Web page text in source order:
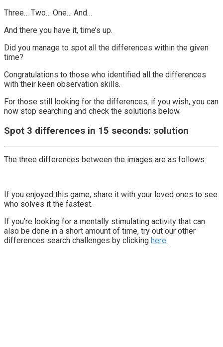
Three… Two… One… And…
And there you have it, time’s up.
Did you manage to spot all the differences within the given
time?
Congratulations to those who identified all the differences
with their keen observation skills.
For those still looking for the differences, if you wish, you can
now stop searching and check the solutions below.
Spot 3 differences in 15 seconds: solution
The three differences between the images are as follows:
If you enjoyed this game, share it with your loved ones to see
who solves it the fastest.
If you’re looking for a mentally stimulating activity that can
also be done in a short amount of time, try out our other
differences search challenges by clicking here.